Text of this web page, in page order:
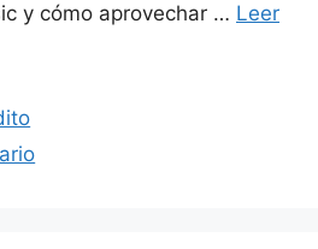
y cómo aprovechar … Leer